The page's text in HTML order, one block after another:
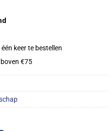
één keer te bestellen
boven €75